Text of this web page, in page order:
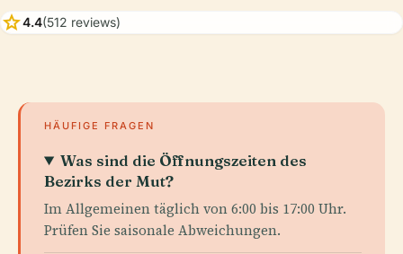
star4.4(512 reviews)
HÄUFIGE FRAGEN
Was sind die Öffnungszeiten des
Bezirks der Mut?
Im Allgemeinen täglich von 6:00 bis 17:00 Uhr.
Prüfen Sie saisonale Abweichungen.